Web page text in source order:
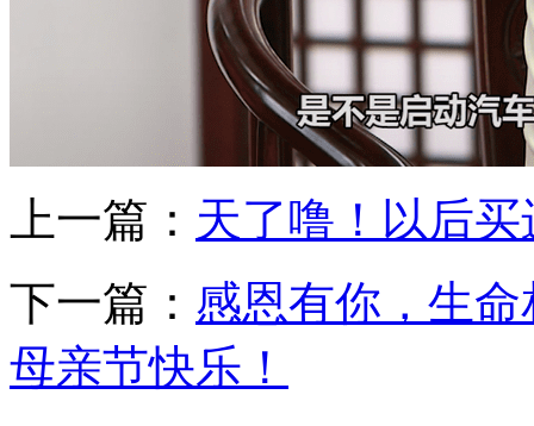
上一篇： 天了噜！以后
下一篇： 感恩有你，生
母亲节快乐！